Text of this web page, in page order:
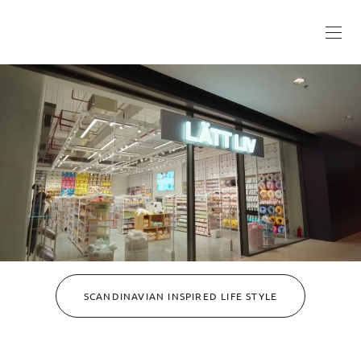
SCANDINAVIAN INSPIRED LIFE STYLE